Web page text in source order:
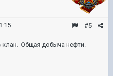
#5
клан. Общая добыча нефти.